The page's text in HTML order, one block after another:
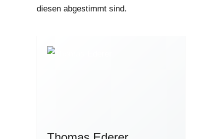
diesen abgestimmt sind.